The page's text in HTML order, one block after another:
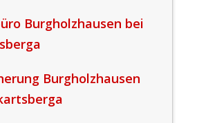
Burgholzhausen bei
Burgholzhausen